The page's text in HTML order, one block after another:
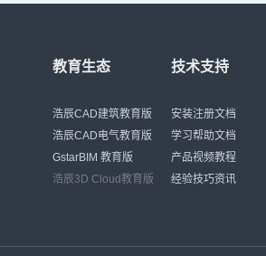
教育生态
浩辰CAD建筑教育版
浩辰CAD电气教育版
GstarBIM 教育版
浩辰3D Cloud教育版
技术支持
安装注册文档
学习帮助文档
产品视频教程
经验技巧资讯